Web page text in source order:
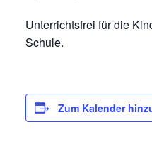
Unterrichtsfrei für die
Schule.
Zum Kalender